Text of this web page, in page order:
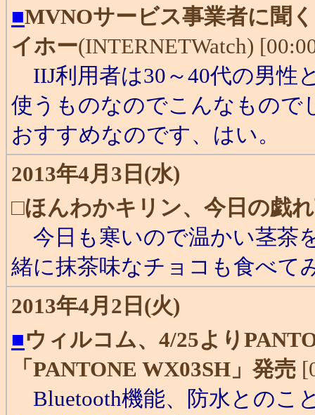
■MVNOサービス事業者に聞
イホー(INTERNETWatch)
IIJ利用者は30～40代の男性
使うものなのでこんなもので
おすすめなのです、はい。
2013年4月3日(水)
□ほんわかキリン、今日の戯
今日も寒いので温かい茎茶
緒に抹茶味なチョコも食べ
2013年4月2日(火)
■ウィルコム、4/25より
「PANTONE WX03SH」発売
Bluetooth機能、防水とのこ